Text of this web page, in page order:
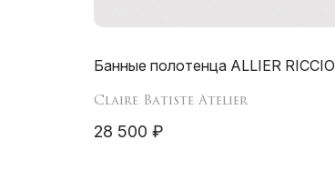
Банные полотенца ALLIER RICCIO
Claire Batiste Atelier
28 500 ₽